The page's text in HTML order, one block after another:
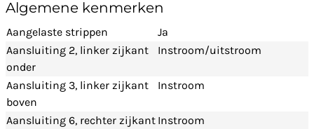
Algemene kenmerken
Aangelaste strippen
Ja
Aansluiting 2, linker zijkant
onder
Instroom/uitstroom
Aansluiting 3, linker zijkant
boven
Instroom
Aansluiting 6, rechter zijkant Instroom